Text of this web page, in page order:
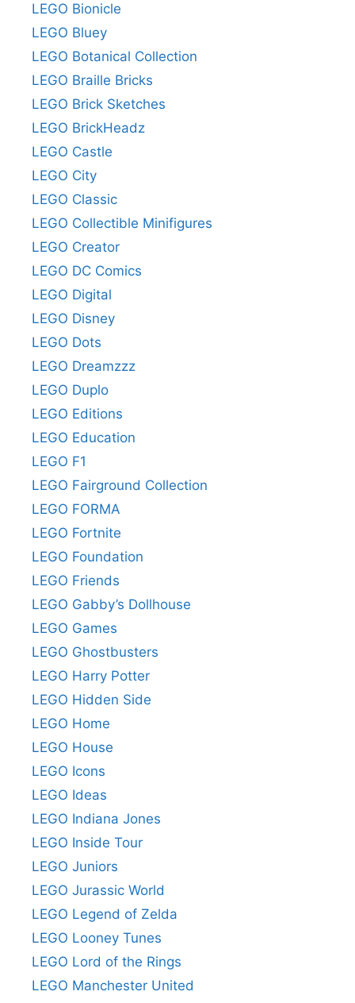
LEGO Bionicle
LEGO Bluey
LEGO Botanical Collection
LEGO Braille Bricks
LEGO Brick Sketches
LEGO BrickHeadz
LEGO Castle
LEGO City
LEGO Classic
LEGO Collectible Minifigures
LEGO Creator
LEGO DC Comics
LEGO Digital
LEGO Disney
LEGO Dots
LEGO Dreamzzz
LEGO Duplo
LEGO Editions
LEGO Education
LEGO F1
LEGO Fairground Collection
LEGO FORMA
LEGO Fortnite
LEGO Foundation
LEGO Friends
LEGO Gabby’s Dollhouse
LEGO Games
LEGO Ghostbusters
LEGO Harry Potter
LEGO Hidden Side
LEGO Home
LEGO House
LEGO Icons
LEGO Ideas
LEGO Indiana Jones
LEGO Inside Tour
LEGO Juniors
LEGO Jurassic World
LEGO Legend of Zelda
LEGO Looney Tunes
LEGO Lord of the Rings
LEGO Manchester United